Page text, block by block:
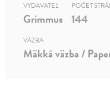
VYDAVATEĽ
Grimmus
POČET
144
VÄZBA
Mäkká väzba /